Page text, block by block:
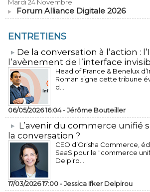
Mardi 24 Novembre
Forum Alliance Digitale 2026
ENTRETIENS
​De la conversation à l’action :
l’avènement de l’interface
Head of France & Benelux
Roman signe cette tribune
d...
06/05/2026 16:04 -Jérôme Bouteiller
L’avenir du commerce unifié
la conversation ?
CEO d’Orisha Commerce,
SaaS pour le "commerce
Delpiro...
17/03/2026 17:00 -Jessica Ifker Delpirou